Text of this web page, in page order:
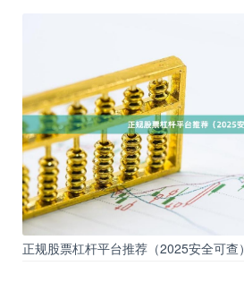
正规股票杠杆平台推荐（2025安全可查）